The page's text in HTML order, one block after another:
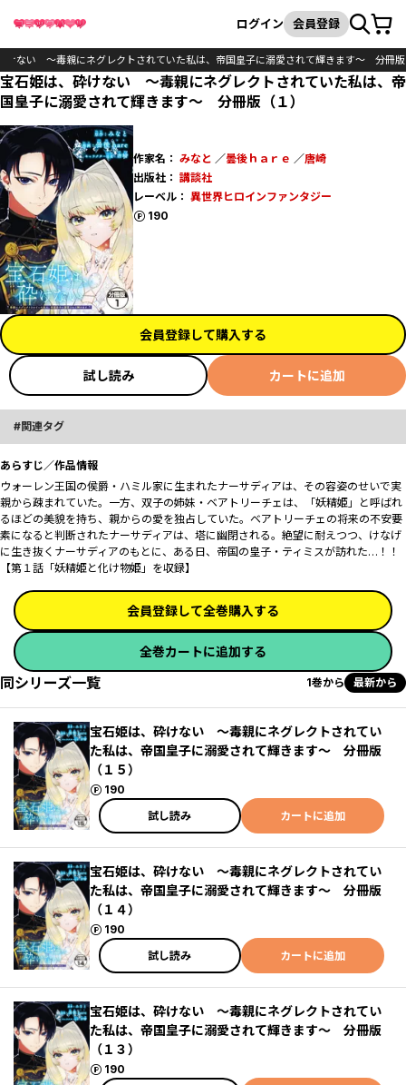
検索
ログイン 会員登録カート
けない ～毒親にネグレクトされていた私は、帝国皇子に溺愛されて輝きます～ 分冊版
宝石姫は、砕けない ～毒親にネグレクトされていた私は、帝
国皇子に溺愛されて輝きます～ 分冊版（１）
作家名： みなと ／曇後ｈａｒｅ ／唐崎
出版社： 講談社
レーベル： 異世界ヒロインファンタジー
190
ポイント
会員登録して購入する
試し読み カートに追加
関連タグ
あらすじ／作品情報
ウォーレン王国の侯爵・ハミル家に生まれたナーサディアは、その容姿のせいで実
親から疎まれていた。一方、双子の姉妹・ベアトリーチェは、「妖精姫」と呼ばれ
るほどの美貌を持ち、親からの愛を独占していた。ベアトリーチェの将来の不安要
素になると判断されたナーサディアは、塔に幽閉される。絶望に耐えつつ、けなげ
に生き抜くナーサディアのもとに、ある日、帝国の皇子・ティミスが訪れた…！！
【第１話「妖精姫と化け物姫」を収録】
会員登録して全巻購入する
全巻カートに追加する
同シリーズ一覧 1巻から 最新から
宝石姫は、砕けない ～毒親にネグレクトされてい
た私は、帝国皇子に溺愛されて輝きます～ 分冊版
（１５）
190
ポイント
試し読み
カートに追加
宝石姫は、砕けない ～毒親にネグレクトされてい
た私は、帝国皇子に溺愛されて輝きます～ 分冊版
（１４）
190
ポイント
試し読み
カートに追加
宝石姫は、砕けない ～毒親にネグレクトされてい
た私は、帝国皇子に溺愛されて輝きます～ 分冊版
（１３）
190
ポイント